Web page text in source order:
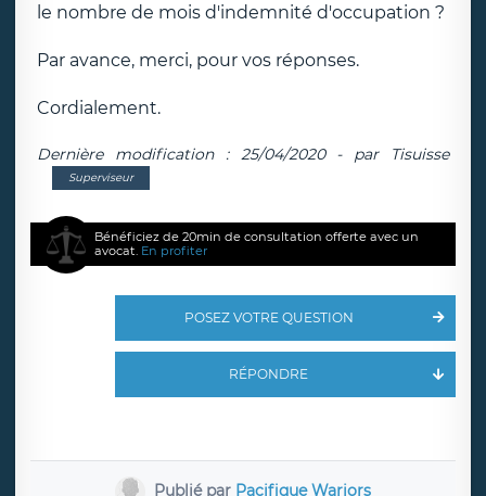
le nombre de mois d'indemnité d'occupation ?
Par avance, merci, pour vos réponses.
Cordialement.
Dernière modification : 25/04/2020 - par Tisuisse
Superviseur
Bénéficiez de 20min de consultation offerte avec un
avocat. En profiter
POSEZ VOTRE QUESTION
RÉPONDRE
Publié par Pacifique Wariors